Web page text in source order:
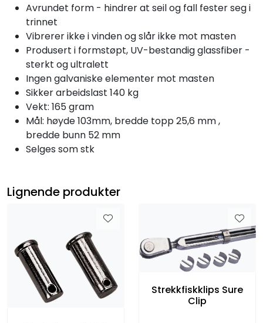
Avrundet form - hindrer at seil og fall fester seg i
trinnet
Vibrerer ikke i vinden og slår ikke mot masten
Produsert i formstøpt, UV-bestandig glassfiber -
sterkt og ultralett
Ingen galvaniske elementer mot masten
Sikker arbeidslast 140 kg
Vekt: 165 gram
Mål: høyde 103mm, bredde topp 25,6 mm ,
bredde bunn 52 mm
Selges som stk
Lignende produkter
Strekkfiskklips Sure
Clip